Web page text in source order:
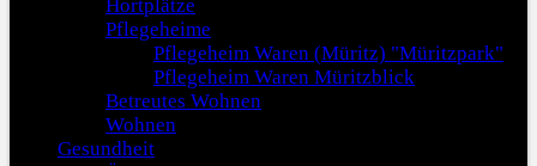
Hortplätze
Pflegeheime
Pflegeheim Waren (Müritz) "Müritzpark"
Pflegeheim Waren Müritzblick
Betreutes Wohnen
Wohnen
Gesundheit